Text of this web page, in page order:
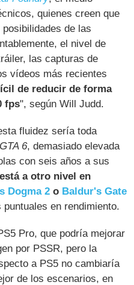
quienes creen que
de las
el nivel de
las capturas de
vídeos más recientes
de reducir de forma
fps", según Will Judd.
fluidez sería toda
GTA 6, demasiado elevada
con seis años a sus
a otro nivel en
Dogma 2 o Baldur's Gate
en rendimiento.
Pro, que podría mejorar
por PSSR, pero la
a PS5 no cambiaría
de los escenarios, en